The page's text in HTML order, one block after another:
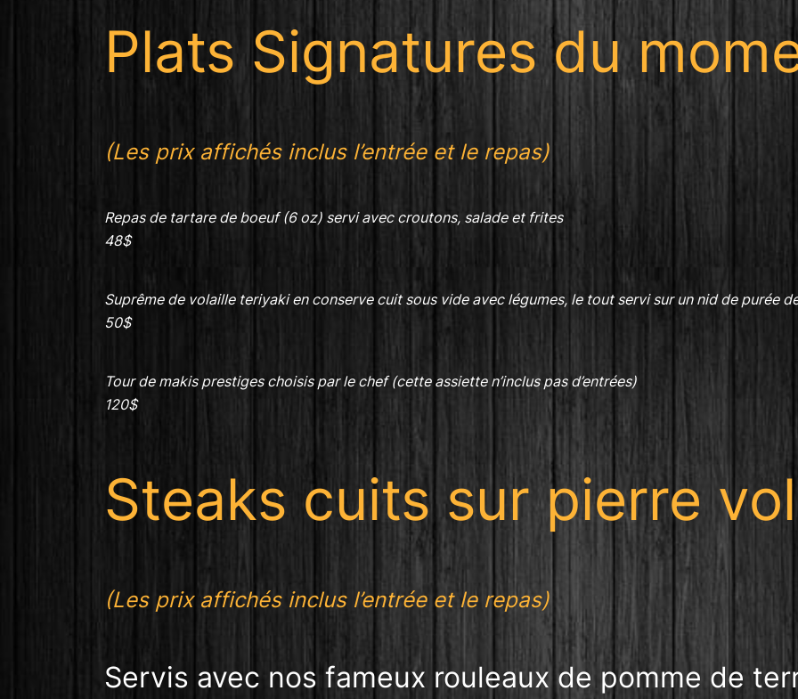
Plats Signatures du
(Les prix affichés inclus l’entrée et le repas)
Repas de tartare de boeuf (6 oz) servi avec croutons, salade et frites
48$
Suprême de volaille teriyaki en conserve cuit sous vide avec légumes, le tout servi sur un nid de purée
50$
Tour de makis prestiges choisis par le chef (cette assiette n’inclus pas d’entrées)
120$
Steaks cuits sur pierre
(Les prix affichés inclus l’entrée et le repas)
Servis avec nos fameux rouleaux de pomme de